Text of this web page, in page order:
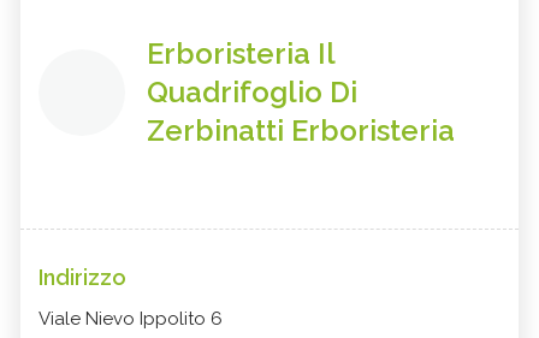
Erboristeria Il
Quadrifoglio Di
Zerbinatti Erboristeria
Indirizzo
Viale Nievo Ippolito 6